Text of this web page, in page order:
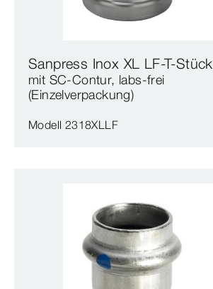
Sanpress Inox XL LF-T-Stück
mit SC‑Contur, labs-frei
(Einzelverpackung)
Modell 2318XLLF